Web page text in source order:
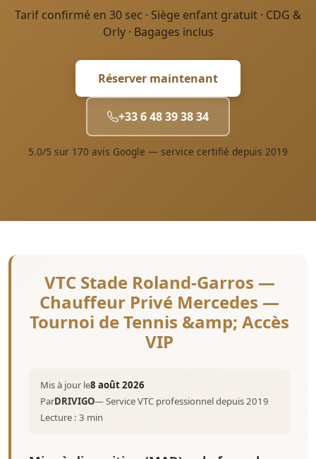
Tarif confirmé en 30 sec · Siège enfant gratuit · CDG &
Orly · Bagages inclus
Réserver maintenant
+33 6 48 39 38 34
5.0/5 sur 170 avis Google — service certifié depuis 2019
VTC Stade Roland-Garros —
Chauffeur Privé Mercedes —
Tournoi de Tennis &amp; Accès
VIP
Mis à jour le8 août 2026
ParDRIVIGO— Service VTC professionnel depuis 2019
Lecture : 3 min